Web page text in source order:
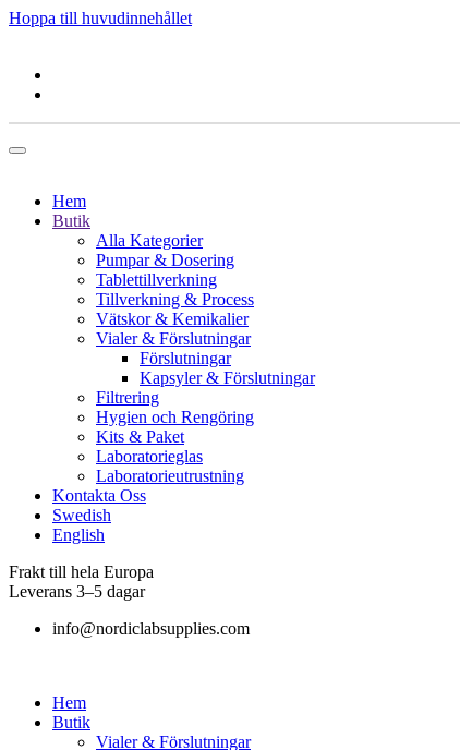
Hoppa till huvudinnehållet
Hem
Butik
Alla Kategorier
Pumpar & Dosering
Tablettillverkning
Tillverkning & Process
Vätskor & Kemikalier
Vialer & Förslutningar
Förslutningar
Kapsyler & Förslutningar
Filtrering
Hygien och Rengöring
Kits & Paket
Laboratorieglas
Laboratorieutrustning
Kontakta Oss
Swedish
English
Frakt till hela Europa
Leverans 3–5 dagar
info@nordiclabsupplies.com
Hem
Butik
Vialer & Förslutningar